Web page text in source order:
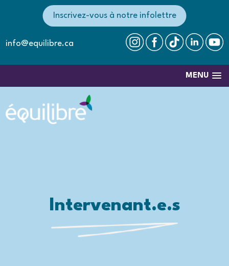
info@equilibre.ca
Inscrivez-vous à notre infolettre
MENU
Intervenant.e.s